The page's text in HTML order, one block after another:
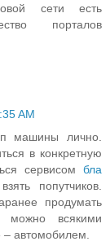
сети есть
порталов
AM
машины лично.
в конкретную
сервисом бла
попутчиков.
продумать
можно всякими
– автомобилем.